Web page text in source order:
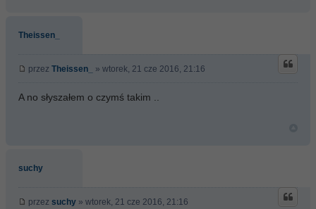
Theissen_
przez Theissen_ » wtorek, 21 cze 2016, 21:16
A no słyszałem o czymś takim ..
suchy
przez suchy » wtorek, 21 cze 2016, 21:16